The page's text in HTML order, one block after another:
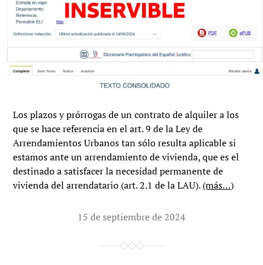
Los plazos y prórrogas de un contrato de alquiler a los
que se hace referencia en el art. 9 de la Ley de
Arrendamientos Urbanos tan sólo resulta aplicable si
estamos ante un arrendamiento de vivienda, que es el
destinado a satisfacer la necesidad permanente de
vivienda del arrendatario (art. 2.1 de la LAU).(más…)
15 de septiembre de 2024